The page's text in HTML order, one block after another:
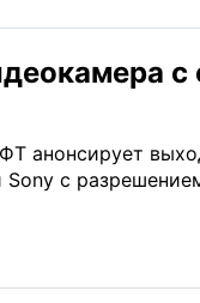
анонсирует
Sony с